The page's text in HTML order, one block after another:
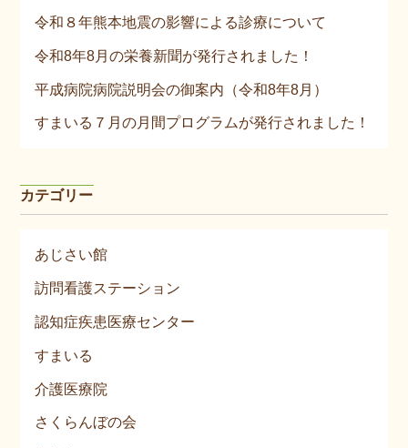
令和８年熊本地震の影響による診療について
令和8年8月の栄養新聞が発行されました！
平成病院病院説明会の御案内（令和8年8月）
すまいる７月の月間プログラムが発行されました！
カテゴリー
あじさい館
訪問看護ステーション
認知症疾患医療センター
すまいる
介護医療院
さくらんぼの会